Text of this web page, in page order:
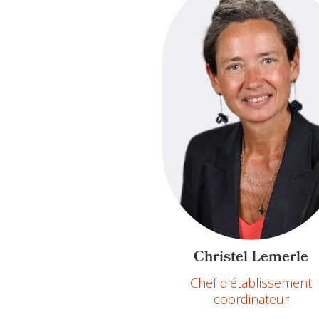
Christel Lemerle
Chef d'établissement
coordinateur